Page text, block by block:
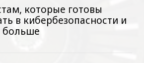
которые готовы
в кибербезопасности и
больше